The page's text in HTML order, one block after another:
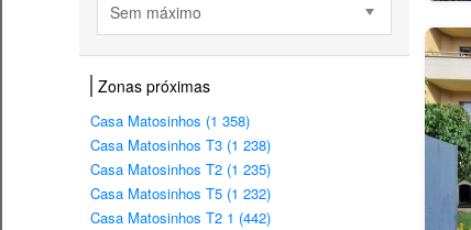
Sem máximo
Zonas próximas
Casa Matosinhos (1 358)
Casa Matosinhos T3 (1 238)
Casa Matosinhos T2 (1 235)
Casa Matosinhos T5 (1 232)
Casa Matosinhos T2 1 (442)